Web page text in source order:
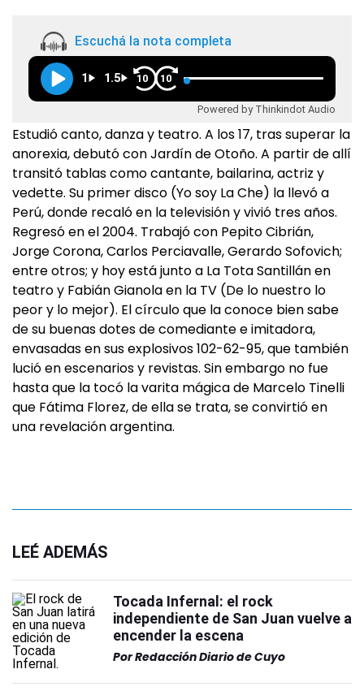
Escuchá la nota completa
1 1.5 10 10
Powered by Thinkindot Audio
Estudió canto, danza y teatro. A los 17, tras superar la
anorexia, debutó con Jardín de Otoño. A partir de allí
transitó tablas como cantante, bailarina, actriz y
vedette. Su primer disco (Yo soy La Che) la llevó a
Perú, donde recaló en la televisión y vivió tres años.
Regresó en el 2004. Trabajó con Pepito Cibrián,
Jorge Corona, Carlos Perciavalle, Gerardo Sofovich;
entre otros; y hoy está junto a La Tota Santillán en
teatro y Fabián Gianola en la TV (De lo nuestro lo
peor y lo mejor). El círculo que la conoce bien sabe
de su buenas dotes de comediante e imitadora,
envasadas en sus explosivos 102-62-95, que también
lució en escenarios y revistas. Sin embargo no fue
hasta que la tocó la varita mágica de Marcelo Tinelli
que Fátima Florez, de ella se trata, se convirtió en
una revelación argentina.
LEÉ ADEMÁS
Tocada Infernal: el rock
independiente de San Juan vuelve a
encender la escena
PorRedacción Diario de Cuyo